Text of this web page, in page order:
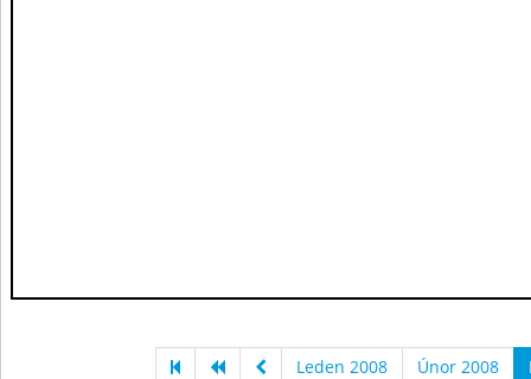
Leden 2008 Únor 2008